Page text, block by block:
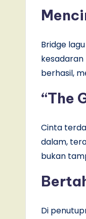
Bridge
berhasil,
“The
Cinta
dalam,
bukan
Di